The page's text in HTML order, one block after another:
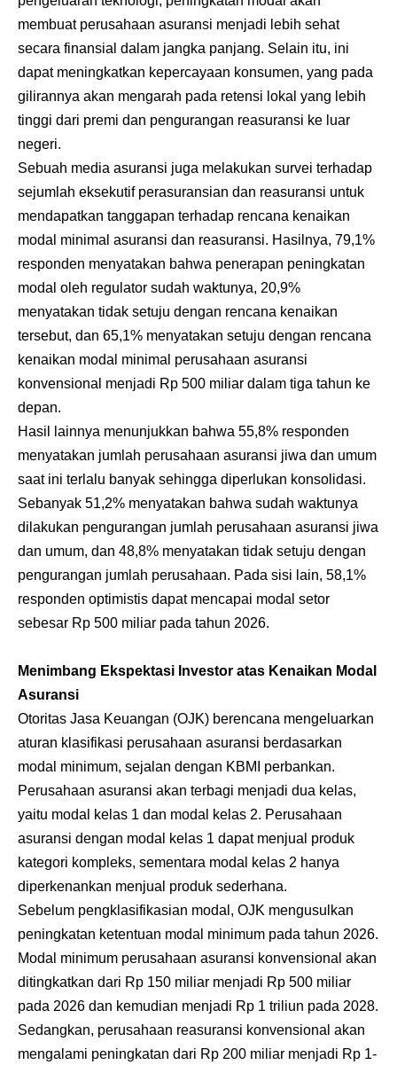
membuat perusahaan asuransi menjadi lebih sehat
secara finansial dalam jangka panjang. Selain itu, ini
dapat meningkatkan kepercayaan konsumen, yang pada
gilirannya akan mengarah pada retensi lokal yang lebih
tinggi dari premi dan pengurangan reasuransi ke luar
negeri.
Sebuah media asuransi juga melakukan survei terhadap
sejumlah eksekutif perasuransian dan reasuransi untuk
mendapatkan tanggapan terhadap rencana kenaikan
modal minimal asuransi dan reasuransi. Hasilnya, 79,1%
responden menyatakan bahwa penerapan peningkatan
modal oleh regulator sudah waktunya, 20,9%
menyatakan tidak setuju dengan rencana kenaikan
tersebut, dan 65,1% menyatakan setuju dengan rencana
kenaikan modal minimal perusahaan asuransi
konvensional menjadi Rp 500 miliar dalam tiga tahun ke
depan.
Hasil lainnya menunjukkan bahwa 55,8% responden
menyatakan jumlah perusahaan asuransi jiwa dan umum
saat ini terlalu banyak sehingga diperlukan konsolidasi.
Sebanyak 51,2% menyatakan bahwa sudah waktunya
dilakukan pengurangan jumlah perusahaan asuransi jiwa
dan umum, dan 48,8% menyatakan tidak setuju dengan
pengurangan jumlah perusahaan. Pada sisi lain, 58,1%
responden optimistis dapat mencapai modal setor
sebesar Rp 500 miliar pada tahun 2026.
Menimbang Ekspektasi Investor atas Kenaikan Modal
Asuransi
Otoritas Jasa Keuangan (OJK) berencana mengeluarkan
aturan klasifikasi perusahaan asuransi berdasarkan
modal minimum, sejalan dengan KBMI perbankan.
Perusahaan asuransi akan terbagi menjadi dua kelas,
yaitu modal kelas 1 dan modal kelas 2. Perusahaan
asuransi dengan modal kelas 1 dapat menjual produk
kategori kompleks, sementara modal kelas 2 hanya
diperkenankan menjual produk sederhana.
Sebelum pengklasifikasian modal, OJK mengusulkan
peningkatan ketentuan modal minimum pada tahun 2026.
Modal minimum perusahaan asuransi konvensional akan
ditingkatkan dari Rp 150 miliar menjadi Rp 500 miliar
pada 2026 dan kemudian menjadi Rp 1 triliun pada 2028.
Sedangkan, perusahaan reasuransi konvensional akan
mengalami peningkatan dari Rp 200 miliar menjadi Rp 1-